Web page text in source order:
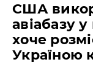
США
авіабазу
хоче
Україною